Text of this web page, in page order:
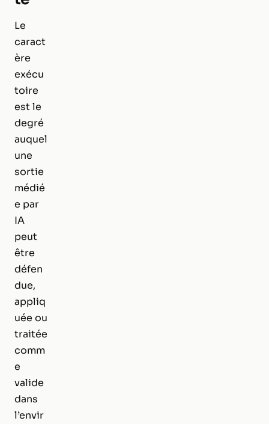
Le
caract
ère
exécu
toire
est le
degré
auquel
une
sortie
médié
e par
IA
peut
être
défen
due,
appliq
uée ou
traitée
comm
e
valide
dans
l’envir